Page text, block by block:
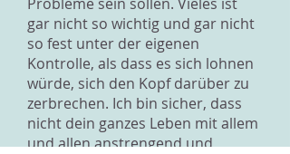
gar nicht so wichtig und gar nicht
so fest unter der eigenen
Kontrolle, als dass es sich lohnen
würde, sich den Kopf darüber zu
zerbrechen. Ich bin sicher, dass
nicht dein ganzes Leben mit allem
und allen anstrengend und